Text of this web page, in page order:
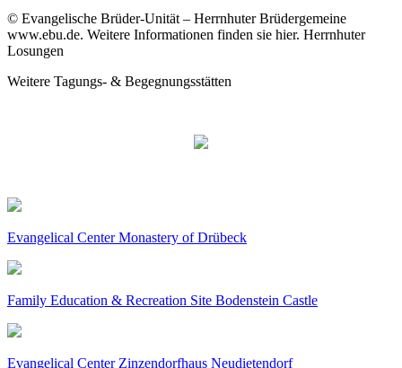
© Evangelische Brüder-Unität – Herrnhuter Brüdergemeine
www.ebu.de. Weitere Informationen finden sie hier. Herrnhuter
Losungen
Weitere Tagungs- & Begegnungsstätten
Evangelical Center Monastery of Drübeck
Family Education & Recreation Site Bodenstein Castle
Evangelical Center Zinzendorfhaus Neudietendorf